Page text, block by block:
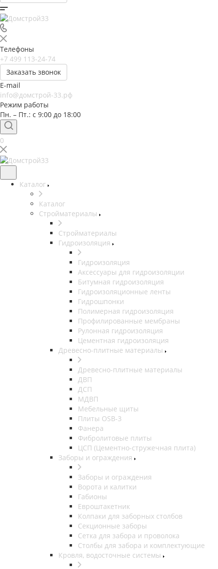
Телефоны
+7 499 113-24-74
Заказать звонок
E-mail
info@домстрой-33.рф
Режим работы
Пн. – Пт.: с 9:00 до 18:00
0
Каталог
Каталог
Стройматериалы
Стройматериалы
Гидроизоляция
Гидроизоляция
Аксессуары для гидроизоляции
Битумная гидроизоляция
Гидроизоляционные ленты
Гидрошпонки
Полимерная гидроизоляция
Профилированные мембраны
Рулонная гидроизоляция
Цементная гидроизоляция
Древесно-плитные материалы
Древесно-плитные материалы
ДВП
ДСП
МДВП
Мебельные щиты
Плиты OSB-3
Фанера
Фибролитовые плиты
ЦСП (Цементно-стружечная плита)
Заборы и ограждения
Заборы и ограждения
Ворота и калитки
Габионы
Евроштакетник
Колпаки для заборных столбов
Секционные заборы
Сетка для забора и проволока
Столбы для забора и комплектующие
Кровля, водосточные системы